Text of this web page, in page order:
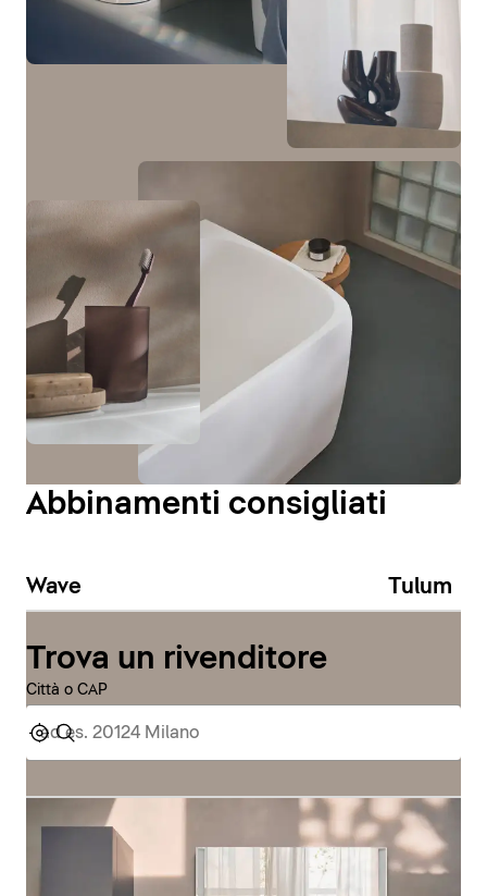
mm da abbinare alla consolle da appoggio in pietra.
In abbinamento alle basi sottolavabo sono disponibili
una colonna bassa con un'anta e una colonna con due
ante e una nicchia centrale con illuminazione optional.
Abbinamenti consigliati
Wave Tulum
Trova un rivenditore
Città o CAP